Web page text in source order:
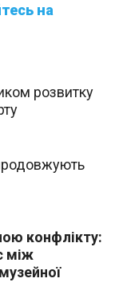
розвитку
конфлікту:
між